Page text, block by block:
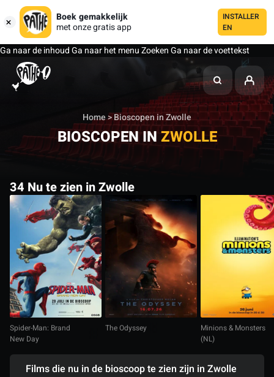
Boek gemakkelijk
met onze gratis app
INSTALLER
EN
Ga naar de inhoudGa naar het menuZoekenGa naar de voettekst
Home> Bioscopen in Zwolle
BIOSCOPEN INZWOLLE
34 Nu te zien in Zwolle
Spider-Man: Brand
New Day
The Odyssey
Minions & Monsters
(NL)
Films die nu in de bioscoop te zien zijn in Zwolle